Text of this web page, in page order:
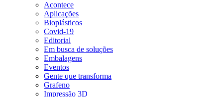
Acontece
Aplicações
Bioplásticos
Covid-19
Editorial
Em busca de soluções
Embalagens
Eventos
Gente que transforma
Grafeno
Impressão 3D